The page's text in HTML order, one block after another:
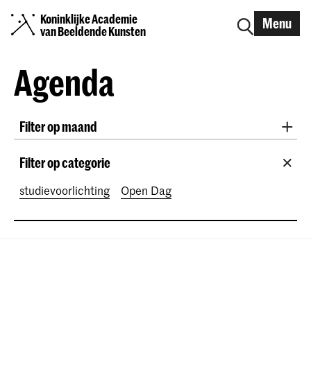
Koninklijke Academie
van Beeldende Kunsten
Menu
Agenda
Filter op maand
October 2026
November 2026
December 2026
January 2027
March 2027
April 2027 May 2027
June 2027
Filter op categorie
studievoorlichting Open Dag